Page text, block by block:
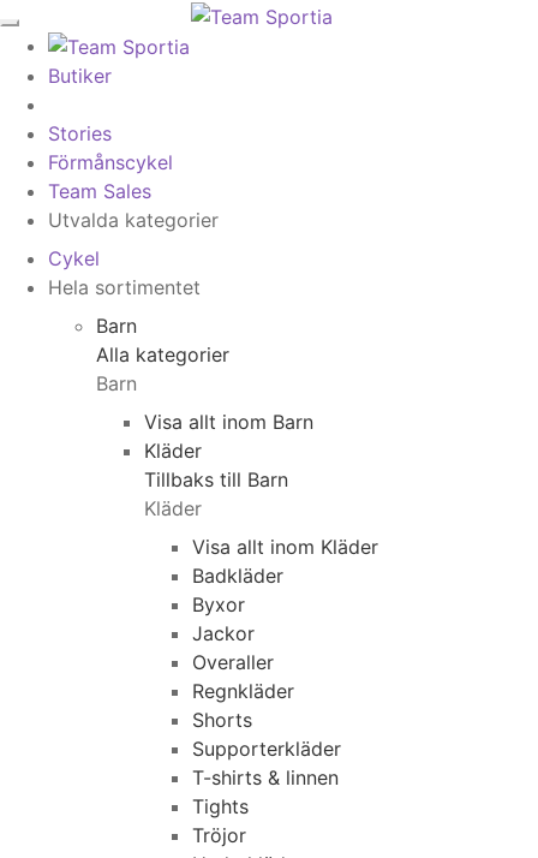
Butiker
Stories
Förmånscykel
Team Sales
Utvalda kategorier
Cykel
Hela sortimentet
Barn
Alla kategorier
Barn
Visa allt inom Barn
Kläder
Tillbaks till Barn
Kläder
Visa allt inom Kläder
Badkläder
Byxor
Jackor
Overaller
Regnkläder
Shorts
Supporterkläder
T-shirts & linnen
Tights
Tröjor